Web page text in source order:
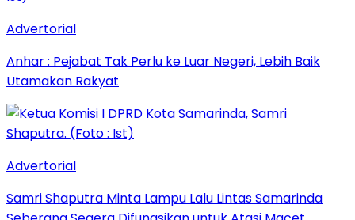
Advertorial
Anhar : Pejabat Tak Perlu ke Luar Negeri, Lebih Baik
Utamakan Rakyat
Advertorial
Samri Shaputra Minta Lampu Lalu Lintas Samarinda